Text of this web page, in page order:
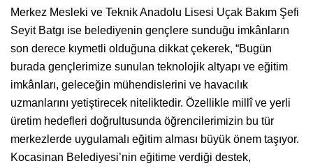
Merkez Mesleki ve Teknik Anadolu Lisesi Uçak Bakım Şefi
Seyit Batgı ise belediyenin gençlere sunduğu imkânların
son derece kıymetli olduğuna dikkat çekerek, “Bugün
burada gençlerimize sunulan teknolojik altyapı ve eğitim
imkânları, geleceğin mühendislerini ve havacılık
uzmanlarını yetiştirecek niteliktedir. Özellikle millî ve yerli
üretim hedefleri doğrultusunda öğrencilerimizin bu tür
merkezlerde uygulamalı eğitim alması büyük önem taşıyor.
Kocasinan Belediyesi’nin eğitime verdiği destek,